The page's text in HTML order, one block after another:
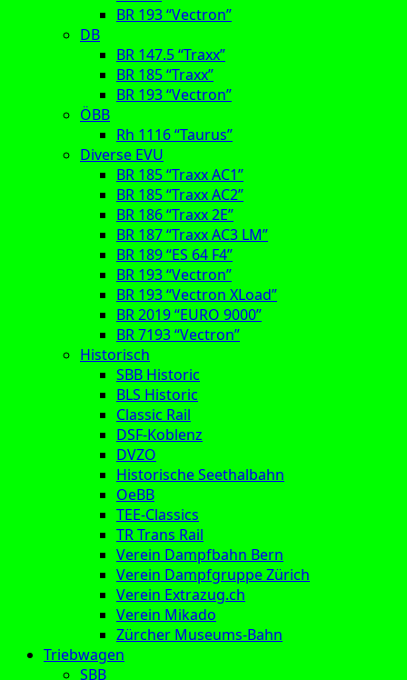
BR 193 “Vectron”
DB
BR 147.5 “Traxx”
BR 185 “Traxx”
BR 193 “Vectron”
ÖBB
Rh 1116 “Taurus”
Diverse EVU
BR 185 “Traxx AC1”
BR 185 “Traxx AC2”
BR 186 “Traxx 2E”
BR 187 “Traxx AC3 LM”
BR 189 “ES 64 F4”
BR 193 “Vectron”
BR 193 “Vectron XLoad”
BR 2019 “EURO 9000”
BR 7193 “Vectron”
Historisch
SBB Historic
BLS Historic
Classic Rail
DSF-Koblenz
DVZO
Historische Seethalbahn
OeBB
TEE-Classics
TR Trans Rail
Verein Dampfbahn Bern
Verein Dampfgruppe Zürich
Verein Extrazug.ch
Verein Mikado
Zürcher Museums-Bahn
Triebwagen
SBB